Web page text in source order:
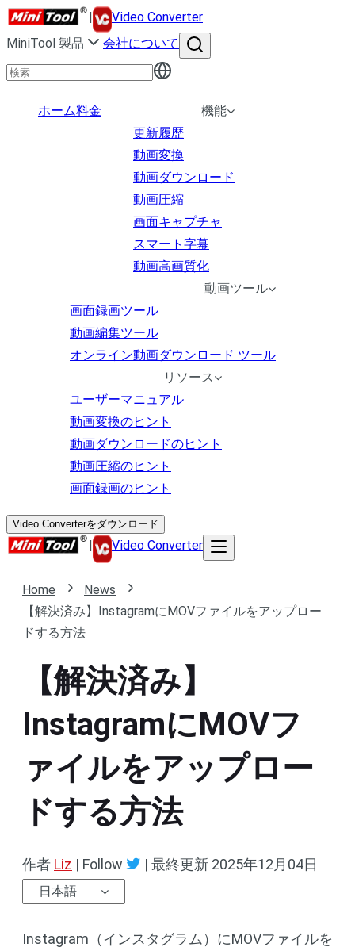
|
Video Converter
MiniTool 製品
会社について
ホーム料金
機能
更新履歴
動画変換
動画ダウンロード
動画圧縮
画面キャプチャ
スマート字幕
動画高画質化
動画ツール
画面録画ツール
動画編集ツール
オンライン動画ダウンロード ツール
リソース
ユーザーマニュアル
動画変換のヒント
動画ダウンロードのヒント
動画圧縮のヒント
画面録画のヒント
Video Converterをダウンロード
| Video Converter
Home
News
【解決済み】InstagramにMOVファイルをアップロー
ドする方法
【解決済み】
InstagramにMOVフ
ァイルをアップロー
ドする方法
作者 Liz | Follow | 最終更新 2025年12月04日
日本語
Instagram（インスタグラム）にMOVファイルを